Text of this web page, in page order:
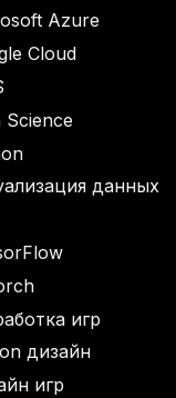
Azure
Cloud
Science
данных
игр
дизайн
игр